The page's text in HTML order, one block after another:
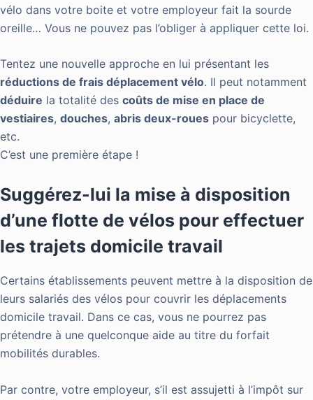
vélo dans votre boite et votre employeur fait la sourde
oreille… Vous ne pouvez pas l’obliger à appliquer cette loi.
Tentez une nouvelle approche en lui présentant les
réductions de frais déplacement vélo. Il peut notamment
déduire la totalité des coûts de mise en place de
vestiaires, douches, abris deux-roues pour bicyclette,
etc.
C’est une première étape !
Suggérez-lui la mise à disposition
d’une flotte de vélos pour effectuer
les trajets domicile travail
Certains établissements peuvent mettre à la disposition de
leurs salariés des vélos pour couvrir les déplacements
domicile travail. Dans ce cas, vous ne pourrez pas
prétendre à une quelconque aide au titre du forfait
mobilités durables.
Par contre, votre employeur, s’il est assujetti à l’impôt sur